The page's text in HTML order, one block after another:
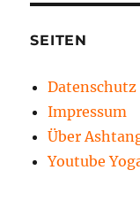
SEITEN
Datenschutz
Impressum
Über
Youtube